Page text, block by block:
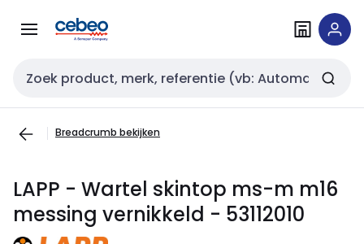
naar
naar
Zoekveld invoer
Breadcrumb bekijken
LAPP - Wartel skintop ms-m m16
messing vernikkeld - 53112010